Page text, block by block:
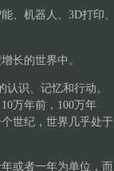
、机器人、3D打印、
长的世界中。
识、记忆和行动。
万年前，100万年
世纪，世界几乎处于
或者一年为单位，而